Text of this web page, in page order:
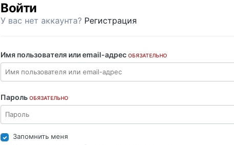
Войти
У вас нет аккаунта? Регистрация
Имя пользователя или email-адрес ОБЯЗАТЕЛЬНО
Пароль ОБЯЗАТЕЛЬНО
Запомнить меня